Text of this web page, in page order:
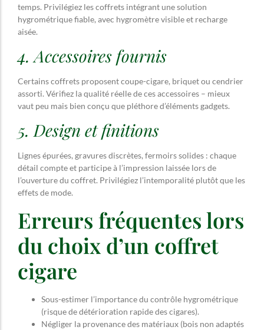
temps. Privilégiez les coffrets intégrant une solution
hygrométrique fiable, avec hygromètre visible et recharge
aisée.
4. Accessoires fournis
Certains coffrets proposent coupe-cigare, briquet ou cendrier
assorti. Vérifiez la qualité réelle de ces accessoires – mieux
vaut peu mais bien conçu que pléthore d’éléments gadgets.
5. Design et finitions
Lignes épurées, gravures discrètes, fermoirs solides : chaque
détail compte et participe à l’impression laissée lors de
l’ouverture du coffret. Privilégiez l’intemporalité plutôt que les
effets de mode.
Erreurs fréquentes lors
du choix d’un coffret
cigare
Sous-estimer l’importance du contrôle hygrométrique
(risque de détérioration rapide des cigares).
Négliger la provenance des matériaux (bois non adaptés